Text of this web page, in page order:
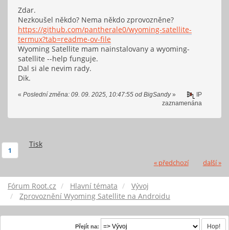
Zdar.
Nezkoušel někdo? Nema někdo zprovozněne?
https://github.com/pantherale0/wyoming-satellite-
termux?tab=readme-ov-file
Wyoming Satellite mam nainstalovany a wyoming-
satellite --help funguje.
Dal si ale nevim rady.
Dik.
« Poslední změna: 09. 09. 2025, 10:47:55 od BigSandy»
IP
zaznamenána
Tisk
1
« předchozí další »
Fórum Root.cz Hlavní témata
Vývoj
Zprovoznění Wyoming Satellite na Androidu
Přejít na: